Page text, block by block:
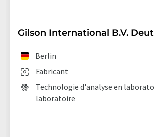
Gilson International B.V.
Fabricant
Berlin
Technologie d'analyse en
laboratoire